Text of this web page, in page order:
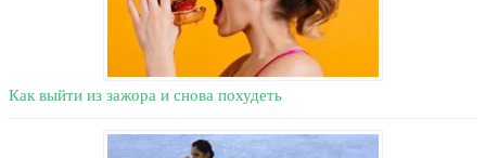
Как выйти из зажора и снова похудеть